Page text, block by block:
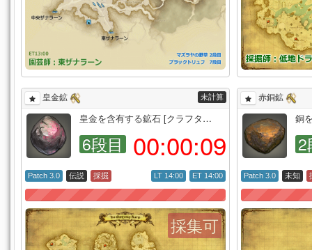
皇金鉱 未計算
皇金を含有する鉱石 [クラフタ…
6段目 00:00:08
採集可
Patch 3.0 伝説 採掘 ET 14:00
LT 14:00
赤銅鉱
銅
2
Patch 3.0 未知